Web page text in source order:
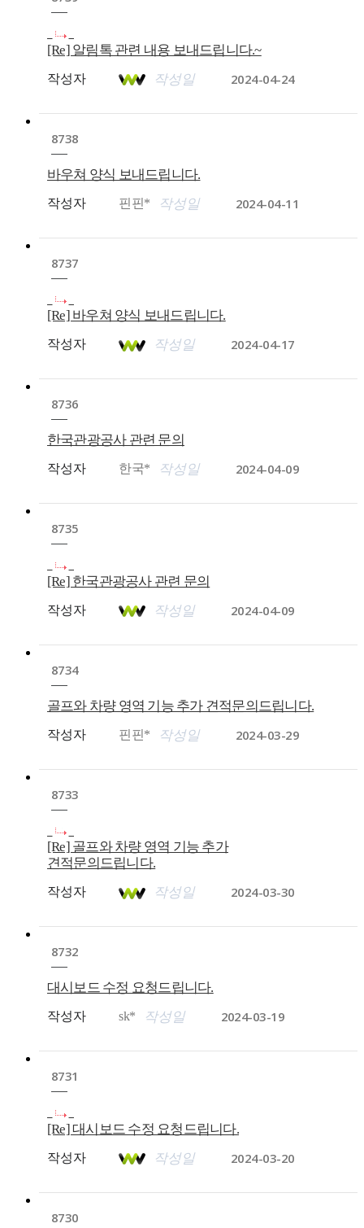
[Re] 알림톡 관련 내용 보내드립니다.~
작성자 작성일 2024-04-24
8738
바우쳐 양식 보내드립니다.
작성자 핀핀* 작성일 2024-04-11
8737
[Re] 바우쳐 양식 보내드립니다.
작성자 작성일 2024-04-17
8736
한국관광공사 관련 문의
작성자 한국* 작성일 2024-04-09
8735
[Re] 한국관광공사 관련 문의
작성자 작성일 2024-04-09
8734
골프와 차량 영역 기능 추가 견적문의드립니다.
작성자 핀핀* 작성일 2024-03-29
8733
[Re] 골프와 차량 영역 기능 추가
견적문의드립니다.
작성자 작성일 2024-03-30
8732
대시보드 수정 요청드립니다.
작성자 sk* 작성일 2024-03-19
8731
[Re] 대시보드 수정 요청드립니다.
작성자 작성일 2024-03-20
8730